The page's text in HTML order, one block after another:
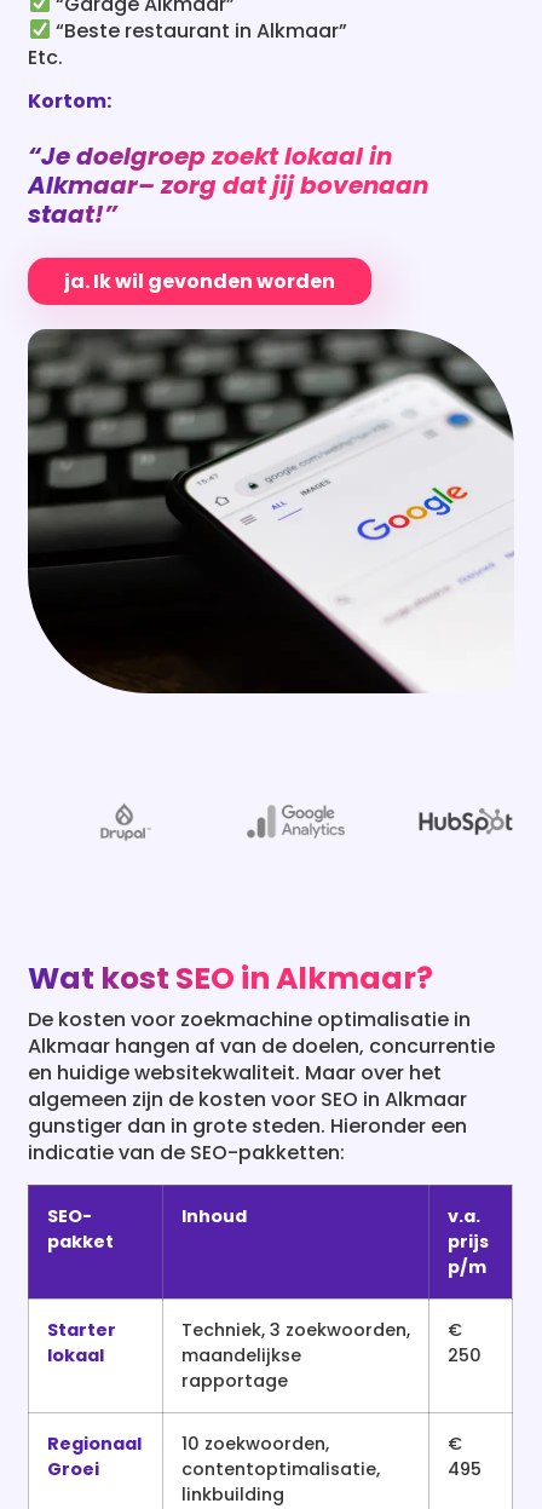
“Beste restaurant in Alkmaar”
Etc.
Kortom:
“Je doelgroep zoekt lokaal in
Alkmaar– zorg dat jij bovenaan
staat!”
ja. Ik wil gevonden worden
Wat kost SEO in Alkmaar?
De kosten voor zoekmachine optimalisatie in
Alkmaar hangen af van de doelen, concurrentie
en huidige websitekwaliteit. Maar over het
algemeen zijn de kosten voor SEO in Alkmaar
gunstiger dan in grote steden. Hieronder een
indicatie van de SEO-pakketten:
SEO-
pakket
Inhoud
v.a.
prijs
p/m
Starter
lokaal
Techniek, 3 zoekwoorden,
maandelijkse
rapportage
€
250
Regionaal
Groei
10 zoekwoorden,
contentoptimalisatie,
linkbuilding
€
495